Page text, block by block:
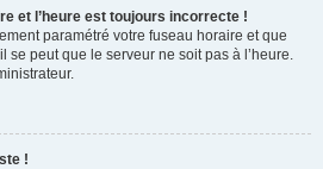
et l’heure est toujours incorrecte !
paramétré votre fuseau horaire et que
se peut que le serveur ne soit pas à l’heure.
!